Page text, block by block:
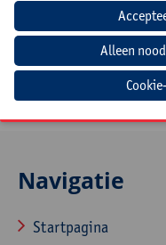
(Zorg)leerkrachten,
beleidsmedewerkers
(buitengewoon)
Navigatie
Startpagina